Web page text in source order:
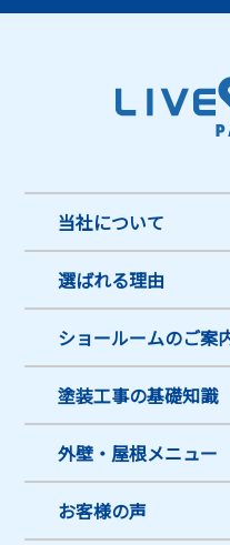
当社について
選ばれる理由
ショールームのご案
塗装工事の基礎知識
外壁・屋根メニュー
お客様の声